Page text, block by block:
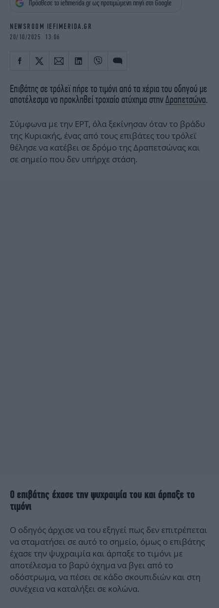
iBOOKS
ΖΩΔΙΑ
MEDIA
NEWSLETTER
Πρόσθεσε το iefimerida.gr ως προτιμώμενη πηγή στη Google
NEWSROOM IEFIMERIDA.GR
20/10/2025 13:06
Επιβάτης σε τρόλεϊ πήρε το τιμόνι από τα χέρια του οδηγού με
αποτέλεσμα να προκληθεί τροχαίο ατύχημα στηνΔραπετσώνα.
Σύμφωνα με την ΕΡΤ, όλα ξεκίνησαν όταν το βράδυ
της Κυριακής, ένας από τους επιβάτες του τρόλεϊ
θέλησε να κατέβει σε δρόμο της Δραπετσώνας και
σε σημείο που δεν υπήρχε στάση.
Ο επιβάτης έχασε την ψυχραιμία του και άρπαξε το
τιμόνι
Ο οδηγός άρχισε να του εξηγεί πως δεν επιτρέπεται
να σταματήσει σε αυτό το σημείο, όμως ο επιβάτης
έχασε την ψυχραιμία και άρπαξε το τιμόνι με
αποτέλεσμα το βαρύ όχημα να βγει από το
οδόστρωμα, να πέσει σε κάδο σκουπιδιών και στη
συνέχεια να καταλήξει σε κολώνα.